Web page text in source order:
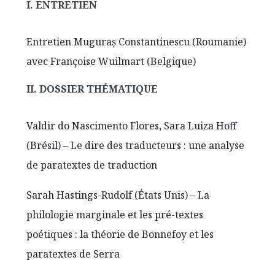
I. ENTRETIEN
Entretien Muguraş Constantinescu (Roumanie)
avec Françoise Wuilmart (Belgique)
II. DOSSIER THÉMATIQUE
Valdir do Nascimento Flores, Sara Luiza Hoff
(Brésil) – Le dire des traducteurs : une analyse
de paratextes de traduction
Sarah Hastings-Rudolf (États Unis) – La
philologie marginale et les pré-textes
poétiques : la théorie de Bonnefoy et les
paratextes de Serra